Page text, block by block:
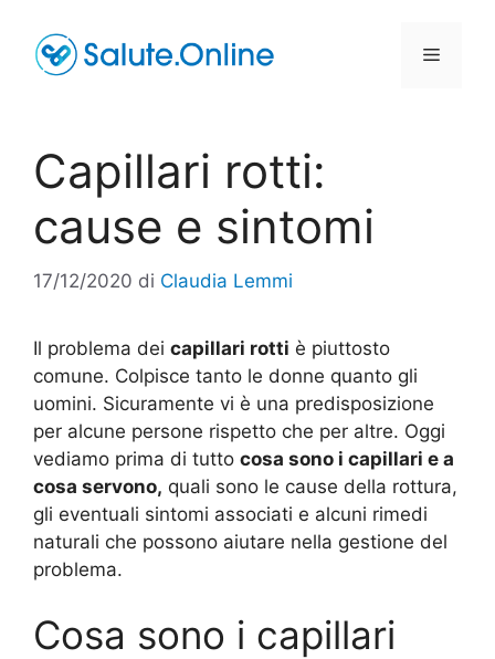
contenuto
Menu
Capillari rotti:
cause e sintomi
17/12/2020 di Claudia Lemmi
Il problema dei capillari rotti è piuttosto
comune. Colpisce tanto le donne quanto gli
uomini. Sicuramente vi è una predisposizione
per alcune persone rispetto che per altre. Oggi
vediamo prima di tutto cosa sono i capillari e a
cosa servono, quali sono le cause della rottura,
gli eventuali sintomi associati e alcuni rimedi
naturali che possono aiutare nella gestione del
problema.
Cosa sono i capillari